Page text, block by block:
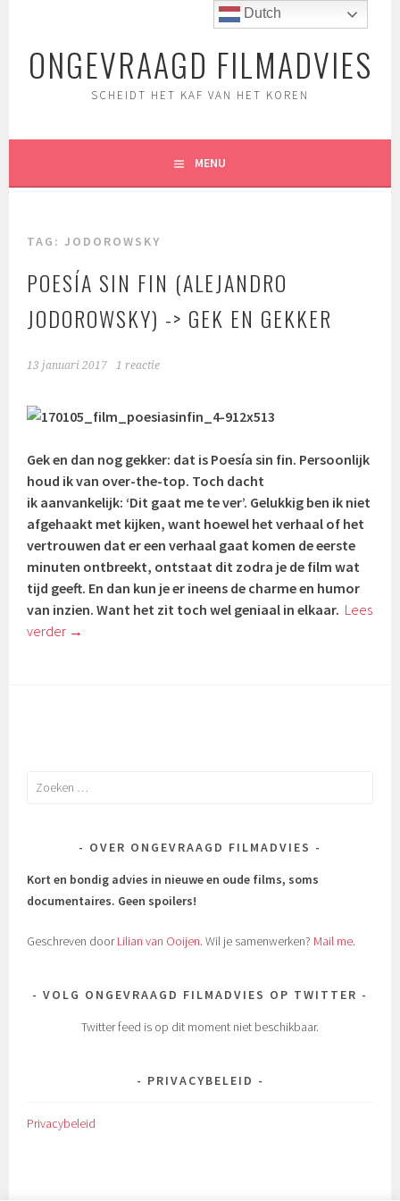
inhoudONGEVRAAGD FILMADVIES
SCHEIDT HET KAF VAN HET KOREN
MENU
TAG:JODOROWSKY
POESÍA SIN FIN (ALEJANDRO
JODOROWSKY) -> GEK EN GEKKER
13 januari 2017 1 reactie
Gek en dan nog gekker: dat is Poesía sin fin. Persoonlijk
houd ik van over-the-top. Toch dacht
ik aanvankelijk: ‘Dit gaat me te ver’. Gelukkig ben ik niet
afgehaakt met kijken, want hoewel het verhaal of het
vertrouwen dat er een verhaal gaat komen de eerste
minuten ontbreekt, ontstaat dit zodra je de film wat
tijd geeft. En dan kun je er ineens de charme en humor
van inzien. Want het zit toch wel geniaal in elkaar. Lees
verder →
Zoeken
OVER ONGEVRAAGD FILMADVIES
Kort en bondig advies in nieuwe en oude films, soms
documentaires. Geen spoilers!
Geschreven doorLilian van Ooijen. Wil je samenwerken? Mail me.
VOLG ONGEVRAAGD FILMADVIES OP TWITTER
Twitter feed is op dit moment niet beschikbaar.
PRIVACYBELEID
Privacybeleid
Dutch